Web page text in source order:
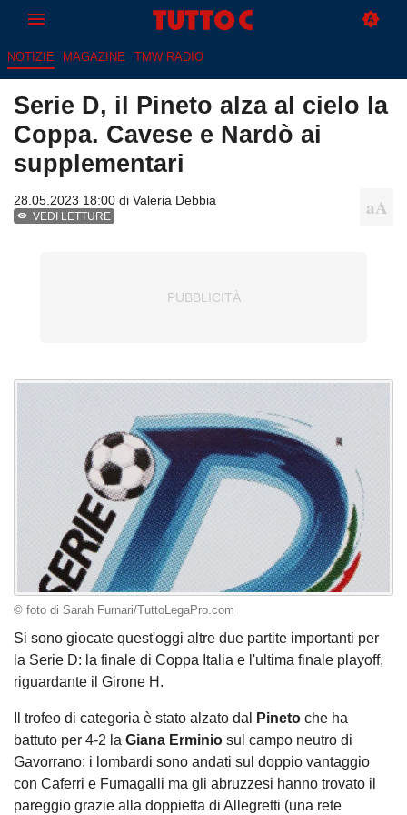
NOTIZIE MAGAZINE TMW RADIO
Serie D, il Pineto alza al cielo la
Coppa. Cavese e Nardò ai
supplementari
28.05.2023 18:00 di Valeria Debbia
VEDI LETTURE
© foto di Sarah Furnari/TuttoLegaPro.com
Si sono giocate quest'oggi altre due partite importanti per
la Serie D: la finale di Coppa Italia e l'ultima finale playoff,
riguardante il Girone H.
Il trofeo di categoria è stato alzato dal Pineto che ha
battuto per 4-2 la Giana Erminio sul campo neutro di
Gavorrano: i lombardi sono andati sul doppio vantaggio
con Caferri e Fumagalli ma gli abruzzesi hanno trovato il
pareggio grazie alla doppietta di Allegretti (una rete